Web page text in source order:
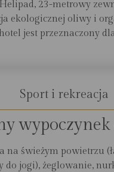
23-metrowy
ekologicznej oliwy i
jest przeznaczony
Sport i rekreacja
wypoczynek
na świeżym powietrzu
do jogi), żeglowanie,